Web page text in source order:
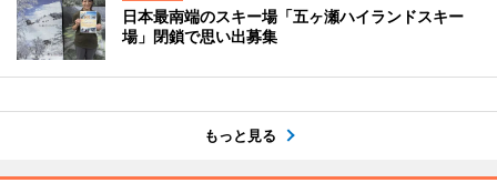
日本最南端のスキー場「五ヶ瀬ハイランドスキー
場」閉鎖で思い出募集
もっと見る